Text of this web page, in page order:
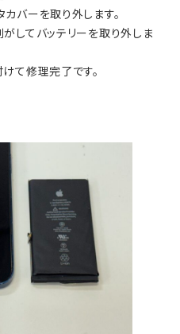
バーを取り外します。
してバッテリーを取り外しま
て修理完了です。